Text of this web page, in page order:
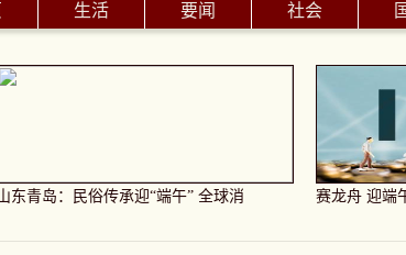
生活 要闻 社会
东青岛：民俗传承迎“端午” 全球消 赛龙舟 迎端